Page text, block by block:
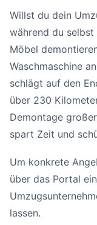
Willst du dein
während du
Möbel
Waschmaschine
schlägt auf den
über 230
Demontage
spart Zeit und
Um konkrete
über das Portal
lassen.